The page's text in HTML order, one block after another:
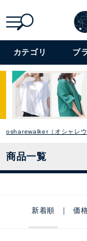
カテゴリ ブ
osharewalker（オシャレウ
商品一覧
新着順 価